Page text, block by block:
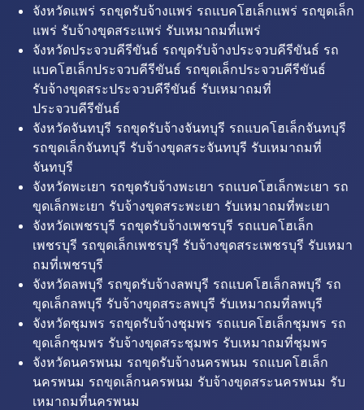
จังหวัดแพร่ รถขุดรับจ้างแพร่ รถแบคโฮเล็กแพร่ รถขุดเล็ก
แพร่ รับจ้างขุดสระแพร่ รับเหมาถมที่แพร่
จังหวัดประจวบคีรีขันธ์ รถขุดรับจ้างประจวบคีรีขันธ์ รถ
แบคโฮเล็กประจวบคีรีขันธ์ รถขุดเล็กประจวบคีรีขันธ์
รับจ้างขุดสระประจวบคีรีขันธ์ รับเหมาถมที่
ประจวบคีรีขันธ์
จังหวัดจันทบุรี รถขุดรับจ้างจันทบุรี รถแบคโฮเล็กจันทบุรี
รถขุดเล็กจันทบุรี รับจ้างขุดสระจันทบุรี รับเหมาถมที่
จันทบุรี
จังหวัดพะเยา รถขุดรับจ้างพะเยา รถแบคโฮเล็กพะเยา รถ
ขุดเล็กพะเยา รับจ้างขุดสระพะเยา รับเหมาถมที่พะเยา
จังหวัดเพชรบุรี รถขุดรับจ้างเพชรบุรี รถแบคโฮเล็ก
เพชรบุรี รถขุดเล็กเพชรบุรี รับจ้างขุดสระเพชรบุรี รับเหมา
ถมที่เพชรบุรี
จังหวัดลพบุรี รถขุดรับจ้างลพบุรี รถแบคโฮเล็กลพบุรี รถ
ขุดเล็กลพบุรี รับจ้างขุดสระลพบุรี รับเหมาถมที่ลพบุรี
จังหวัดชุมพร รถขุดรับจ้างชุมพร รถแบคโฮเล็กชุมพร รถ
ขุดเล็กชุมพร รับจ้างขุดสระชุมพร รับเหมาถมที่ชุมพร
จังหวัดนครพนม รถขุดรับจ้างนครพนม รถแบคโฮเล็ก
นครพนม รถขุดเล็กนครพนม รับจ้างขุดสระนครพนม รับ
เหมาถมที่นครพนม